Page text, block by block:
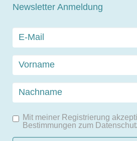
Newsletter Anmeldung
Mit meiner Registrierung
Bestimmungen zum